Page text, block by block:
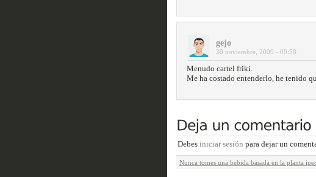
gejo
30 noviembre, 2009 - 00:58
Menudo cartel friki.
Me ha costado entenderlo, he tenido
Debes iniciar sesión para dejar un
Nunca tomes una bebida basada en la planta